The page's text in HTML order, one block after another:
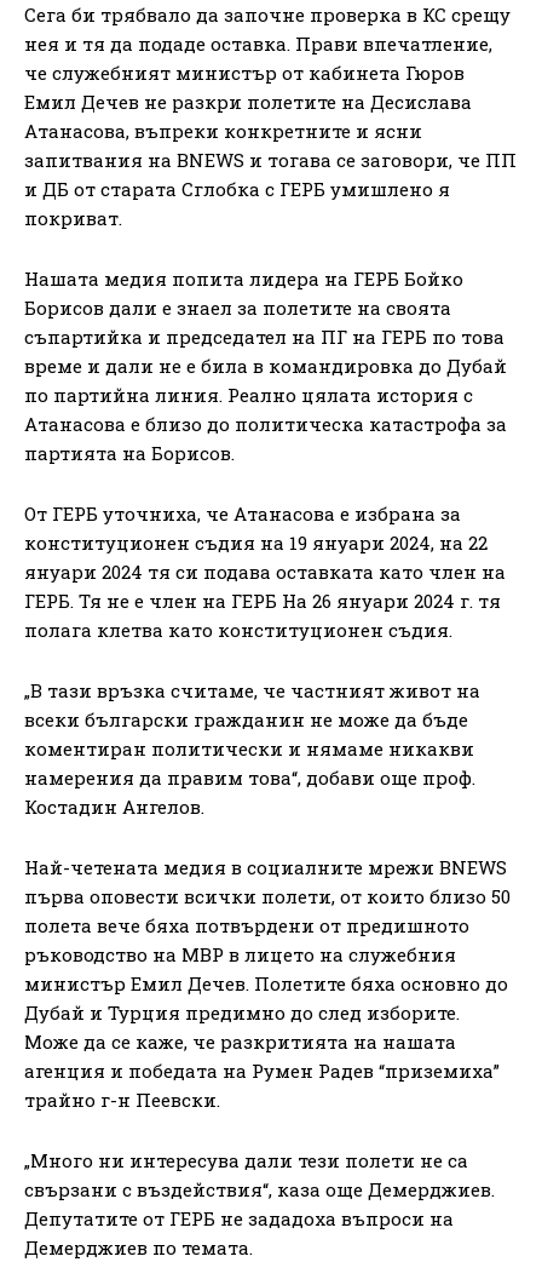
Сега би трябвало да започне проверка в КС срещу
нея и тя да подаде оставка. Прави впечатление,
че служебният министър от кабинета Гюров
Емил Дечев не разкри полетите на Десислава
Атанасова, въпреки конкретните и ясни
запитвания на BNEWS и тогава се заговори, че ПП
и ДБ от старата Сглобка с ГЕРБ умишлено я
покриват.
Нашата медия попита лидера на ГЕРБ Бойко
Борисов дали е знаел за полетите на своята
съпартийка и председател на ПГ на ГЕРБ по това
време и дали не е била в командировка до Дубай
по партийна линия. Реално цялата история с
Атанасова е близо до политическа катастрофа за
партията на Борисов.
От ГЕРБ уточниха, че Атанасова е избрана за
конституционен съдия на 19 януари 2024, на 22
януари 2024 тя си подава оставката като член на
ГЕРБ. Тя не е член на ГЕРБ На 26 януари 2024 г. тя
полага клетва като конституционен съдия.
„В тази връзка считаме, че частният живот на
всеки български гражданин не може да бъде
коментиран политически и нямаме никакви
намерения да правим това“, добави още проф.
Костадин Ангелов.
Най-четената медия в социалните мрежи BNEWS
първа оповести всички полети, от които близо 50
полета вече бяха потвърдени от предишното
ръководство на МВР в лицето на служебния
министър Емил Дечев. Полетите бяха основно до
Дубай и Турция предимно до след изборите.
Може да се каже, че разкритията на нашата
агенция и победата на Румен Радев “приземиха”
трайно г-н Пеевски.
„Много ни интересува дали тези полети не са
свързани с въздействия“, каза още Демерджиев.
Депутатите от ГЕРБ не зададоха въпроси на
Демерджиев по темата.